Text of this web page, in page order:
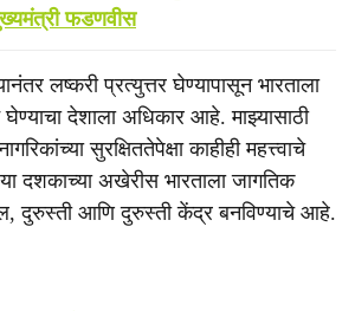
फडणवीस
लष्करी प्रत्युत्तर घेण्यापासून भारताला
देशाला अधिकार आहे. माझ्यासाठी
सुरक्षिततेपेक्षा काहीही महत्त्वाचे
दशकाच्या अखेरीस भारताला जागतिक
दुरुस्ती आणि दुरुस्ती केंद्र बनविण्याचे आहे.